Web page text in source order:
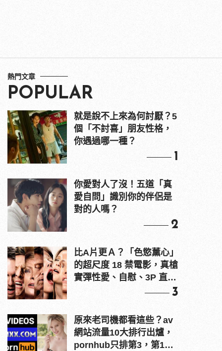
熱門文章
POPULAR
就是說不上來為何討厭？5
個「不討喜」朋友性格，
你遇過哪一種？
1
你愛對人了沒！五道「真
愛自問」識別你的伴侶是
對的人嗎？
2
比A片更Ａ？「色慾薰心」
的超尺度 18 禁電影，真槍
實彈性愛、自慰、3P 直接
3
原來老司機都看這些？av
網站流量10大排行出爐，
pornhub只排第3，第1名